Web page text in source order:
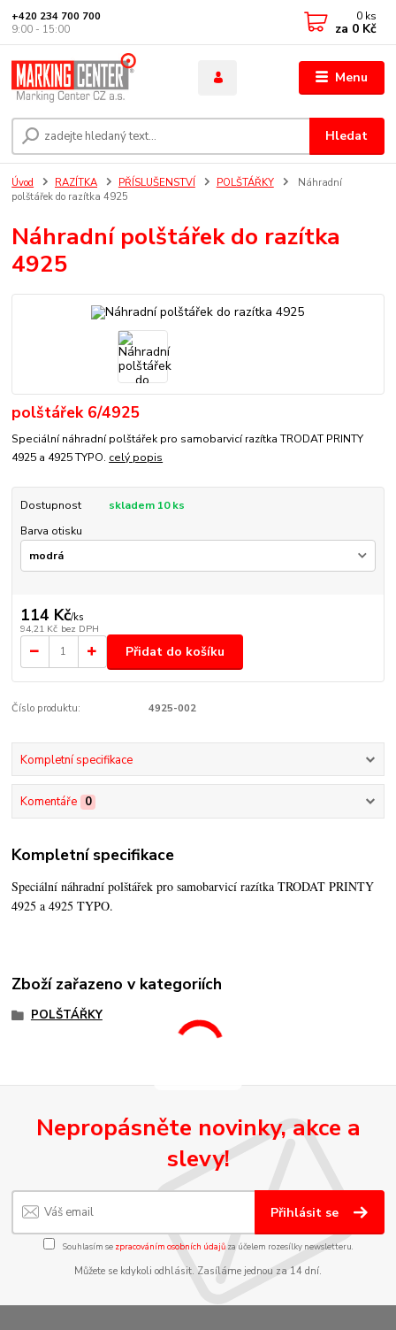
Menu
Hledat
+420 234 700 700
9:00 - 15:00
0 ks
za 0 Kč
Úvod RAZÍTKA PŘÍSLUŠENSTVÍ POLŠTÁŘKY
Náhradní
polštářek do razítka 4925
Náhradní polštářek do razítka
4925
polštářek 6/4925
Speciální náhradní polštářek pro samobarvicí razítka TRODAT PRINTY
4925 a 4925 TYPO. celý popis
Dostupnost
skladem 10 ks
Barva otisku
114 Kč/ks
94,21 Kč bez DPH
Přidat do košíku
Číslo produktu: 4925-002
Kompletní specifikace
Komentáře 0
Kompletní specifikace
Speciální náhradní polštářek pro samobarvicí razítka TRODAT PRINTY
4925 a 4925 TYPO.
Zboží zařazeno v kategoriích
POLŠTÁŘKY
Nepropásněte novinky, akce a
slevy!
Přihlásit se
Souhlasím se zpracováním osobních údajůza účelem rozesílky newsletteru.
Můžete se kdykoli odhlásit. Zasíláme jednou za 14 dní.